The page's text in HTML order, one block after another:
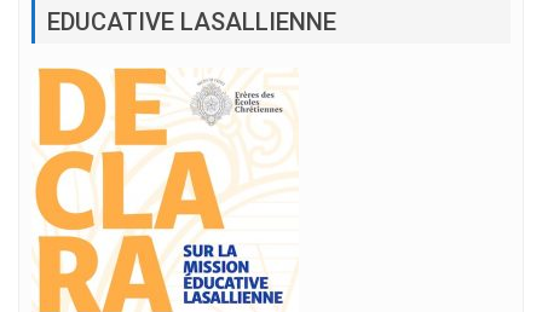
EDUCATIVE LASALLIENNE